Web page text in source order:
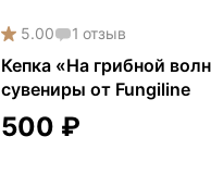
5.00 1 отзыв
Кепка «На грибной
сувениры от Fungiline
500 ₽